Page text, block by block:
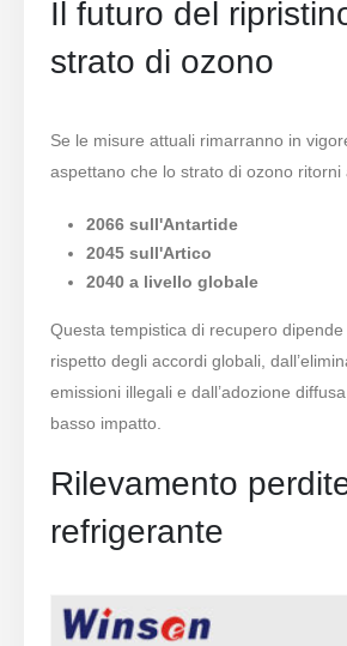
Il futuro del
strato di ozono
Se le misure attuali rimarranno in
aspettano che lo strato di ozono ritorni
2066 sull'Antartide
2045 sull'Artico
2040 a livello globale
Questa tempistica di recupero
rispetto degli accordi globali,
emissioni illegali e dall’adozione
basso impatto.
Rilevamento
refrigerante